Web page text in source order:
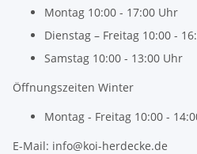
Montag 10:00 - 17:00 Uhr
Dienstag – Freitag 10:00 -
Samstag 10:00 - 13:00 Uhr
Öffnungszeiten Winter
Montag - Freitag 10:00 -
E-Mail: info@koi-herdecke.de